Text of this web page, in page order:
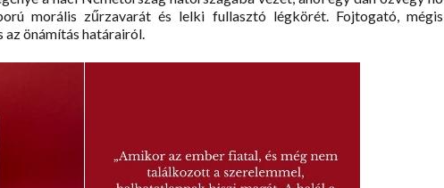
morális zűrzavarát és lelki fullasztó légkörét. Fojtogató, mégis
önámítás határairól.